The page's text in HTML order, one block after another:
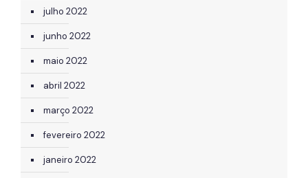
julho 2022
junho 2022
maio 2022
abril 2022
março 2022
fevereiro 2022
janeiro 2022